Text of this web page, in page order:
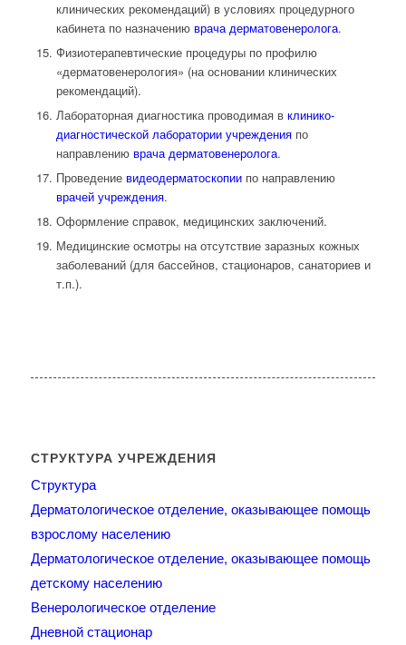
клинических рекомендаций) в условиях процедурного
кабинета по назначению врача дерматовенеролога.
Физиотерапевтические процедуры по профилю
«дерматовенерология» (на основании клинических
рекомендаций).
Лабораторная диагностика проводимая в клинико-
диагностической лаборатории учрежденияпо
направлению врача дерматовенеролога.
Проведение видеодерматоскопиипо направлению
врачей учреждения.
Оформление справок, медицинских заключений.
Медицинские осмотры на отсутствие заразных кожных
заболеваний (для бассейнов, стационаров, санаториев и
т.п.).
СТРУКТУРА УЧРЕЖДЕНИЯ
Структура
Дерматологическое отделение, оказывающее помощь
взрослому населению
Дерматологическое отделение, оказывающее помощь
детскому населению
Венерологическое отделение
Дневной стационар